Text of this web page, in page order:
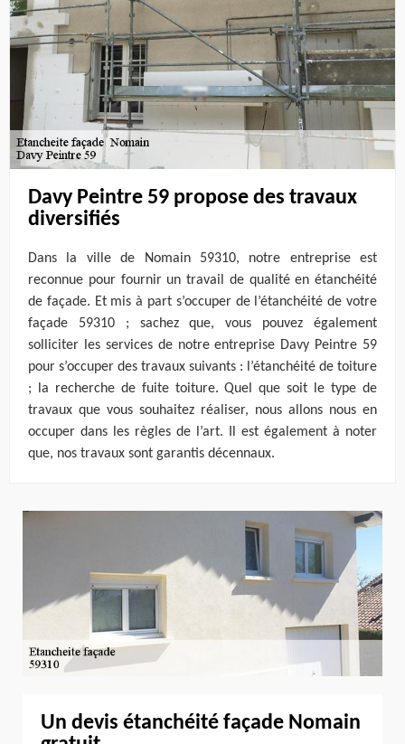
Davy Peintre 59 propose des travaux
diversifiés
Dans la ville de Nomain 59310, notre entreprise est
reconnue pour fournir un travail de qualité en étanchéité
de façade. Et mis à part s’occuper de l’étanchéité de votre
façade 59310 ; sachez que, vous pouvez également
solliciter les services de notre entreprise Davy Peintre 59
pour s’occuper des travaux suivants : l’étanchéité de toiture
; la recherche de fuite toiture. Quel que soit le type de
travaux que vous souhaitez réaliser, nous allons nous en
occuper dans les règles de l’art. Il est également à noter
que, nos travaux sont garantis décennaux.
Un devis étanchéité façade Nomain